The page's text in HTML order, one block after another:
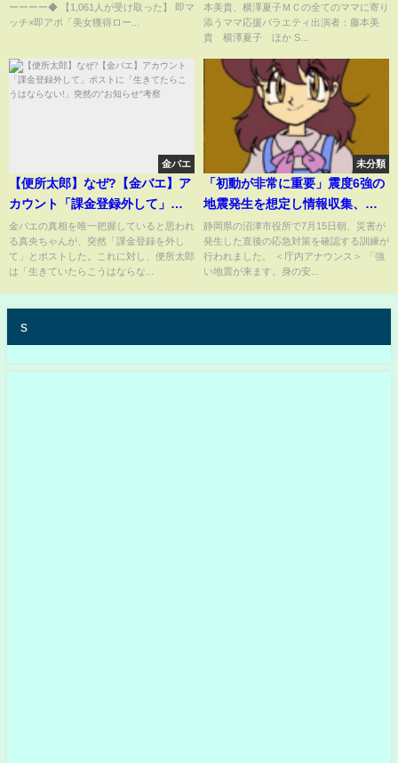
ーーーー◆ 【1,061人が受け取った】 即マ
ッチ×即アポ「美女獲得ロー...
本美貴、横澤夏子ＭＣの全てのママに寄り
添うママ応援バラエティ出演者：藤本美
貴 横澤夏子 ほか S...
金バエ
【便所太郎】なぜ?【金バエ】ア
カウント「課金登録外して」ポ
ストに「生きてたらこうはなら
ない!」突然の"お知らせ"考察
金バエの真相を唯一把握していると思われ
る真央ちゃんが、突然「課金登録を外し
て」とポストした。これに対し、便所太郎
は「生きていたらこうはならな...
未分類
「初動が非常に重要」震度6強の
地震発生を想定し情報収集、共
有訓練＝静岡・沼津市
静岡県の沼津市役所で7月15日朝、災害が
発生した直後の応急対策を確認する訓練が
行われました。 ＜庁内アナウンス＞ 「強
い地震が来ます。身の安...
s